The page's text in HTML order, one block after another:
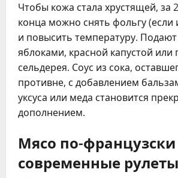
Чтобы кожа стала хрустящей, за
конца можно снять фольгу (если
и повысить температуру.
яблоками, красной капустой или
сельдерея. Соус из сока,
противне, с добавлением
уксуса или меда становится
дополнением.
Мясо по-
современные рулеты